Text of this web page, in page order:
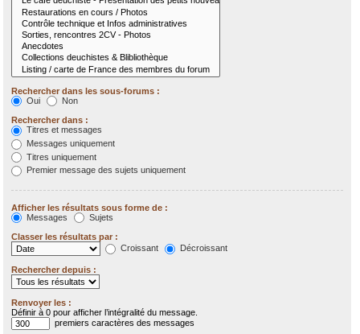
Rechercher dans les sous-forums :
Oui
Non
Rechercher dans :
Titres et messages
Messages uniquement
Titres uniquement
Premier message des sujets uniquement
Afficher les résultats sous forme de :
Messages
Sujets
Classer les résultats par :
Croissant
Décroissant
Rechercher depuis :
Renvoyer les :
Définir à 0 pour afficher l’intégralité du message.
premiers caractères des messages